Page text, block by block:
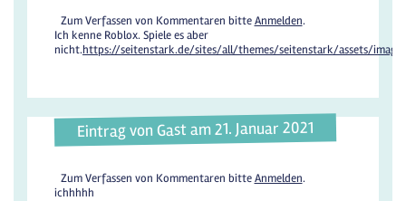
Zum Verfassen von Kommentaren bitteAnmelden.
Ich kenne Roblox. Spiele es aber
nicht.https://seitenstark.de/sites/all/themes/seitenstark/assets/
Eintrag von Gast am 21. Januar 2021
Zum Verfassen von Kommentaren bitteAnmelden.
ichhhhh